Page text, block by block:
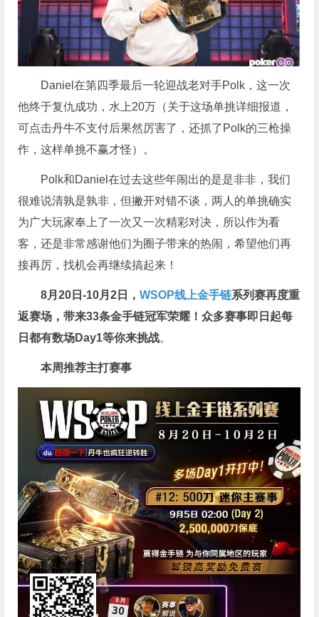
Daniel在第四季最后一轮迎战老对手Polk，这一次
他终于复仇成功，水上20万（关于这场单挑详细报道，
可点击丹牛不支付后果然厉害了，还抓了Polk的三枪操
作，这样单挑不赢才怪）。
Polk和Daniel在过去这些年闹出的是是非非，我们
很难说清孰是孰非，但撇开对错不谈，两人的单挑确实
为广大玩家奉上了一次又一次精彩对决，所以作为看
客，还是非常感谢他们为圈子带来的热闹，希望他们再
接再厉，找机会再继续搞起来！
8月20日-10月2日，WSOP线上金手链系列赛再度重
返赛场 ，带来33条金手链冠军荣耀！众多赛事即日起每
日都有数场Day1等你来挑战。
本周推荐主打赛事